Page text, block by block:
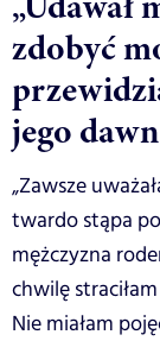
zdobyć
jego
„Zawsze
twardo stąpa
mężczyzna
chwilę
Nie miałam